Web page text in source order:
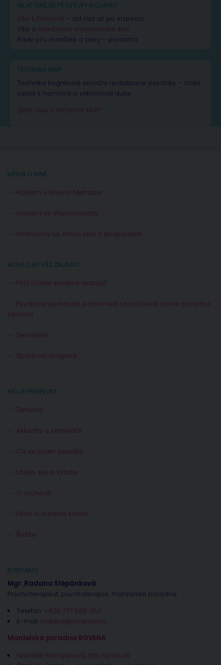
NEJČTENĚJŠÍ PŘÍSPĚVKY A ČLÁNKY
Vše k žárlivosti – od rad až po inspiraci
Vše o manželské a partnerské krizi
Rady pro manžele a páry – poradna
TECHNIKA KERP
Technika Kognitivně emoční revitalizace psychiky – Vaše
cesta k harmonii a výkonnosti duše.
Zjistit více o technice KERP
MÉDIA O MNĚ
Hostem v televizi Metropol
Hostem ve Všechnopárty
Rozhovory se mnou jako s terapeutem
MOHLO BY VÁS ZAJÍMAT
FAQ (často kladené dotazy)
Psychoterapeutická, partnerská i manželská online poradna
zdarma
Semináře
Sportovní terapeut
MOJE PŘÍSPĚVKY
Žárlivost
Aktuality a semináře
Co se jinam nevešlo
Láska, sex a vztahy
O výchově
Péče o duševní zdraví
Řešíte
KONTAKTY
Mgr. Radana Štěpánková
Psychoterapeut, psychoterapie, manželská poradna
Telefon: +420 777 588 352
E-mail: radana@rovena.info
Manželská poradna ROVENA
Náměstí Přemyslovců 169, Nymburk